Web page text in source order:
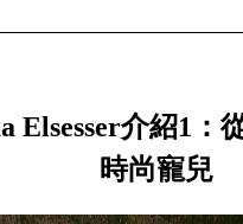
Elsesser介紹1：
時尚寵兒